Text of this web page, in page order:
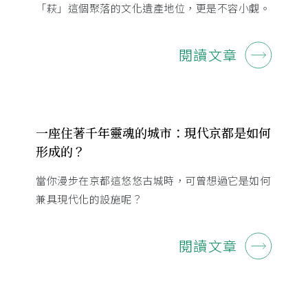
「萩」這個聚落的文化遺產地位，更是不容小覷。
閱讀文章
一座住著千年靈魂的城市：現代京都是如何
形成的？
當你漫步在京都這悠悠古城時，可曾想過它是如何
兼具現代化的設施呢？
閱讀文章